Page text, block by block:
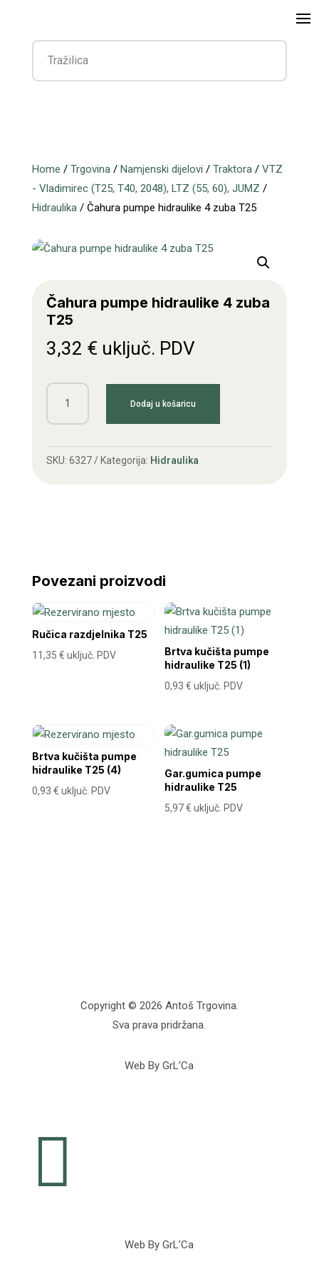
Home / Trgovina/ Namjenski dijelovi / Traktora/ VTZ
- Vladimirec (T25, T40, 2048), LTZ (55, 60), JUMZ /
Hidraulika/ Čahura pumpe hidraulike 4 zuba T25
Čahura pumpe hidraulike 4 zuba
T25
3,32 € uključ. PDV
Čahura
pumpe
4
zuba
Dodaj u košaricu
SKU: 6327 Kategorija: Hidraulika
Povezani proizvodi
Ručica razdjelnika T25
11,35 € uključ. PDV
Brtva kučišta pumpe
hidraulike T25 (1)
0,93€ uključ. PDV
Brtva kučišta pumpe
hidraulike T25 (4)
0,93 € uključ. PDV
Gar.gumica pumpe
hidraulike T25
5,97€ uključ. PDV
Copyright © 2026 Antoš Trgovina.
Sva prava pridržana.
Web By GrL’Ca

Web By GrL’Ca